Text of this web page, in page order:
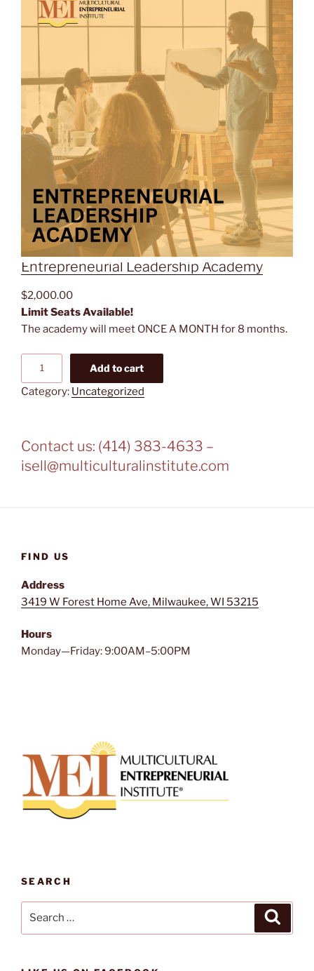
Entrepreneurial Leadership Academy
$2,000.00
Limit Seats Available!
The academy will meet ONCE A MONTH for 8 months.
Academy
Add to cart
Category: Uncategorized
Contact us: (414) 383-4633 –
isell@multiculturalinstitute.com
FIND US
Address
3419 W Forest Home Ave, Milwaukee, WI 53215
Hours
Monday—Friday: 9:00AM–5:00PM
SEARCH